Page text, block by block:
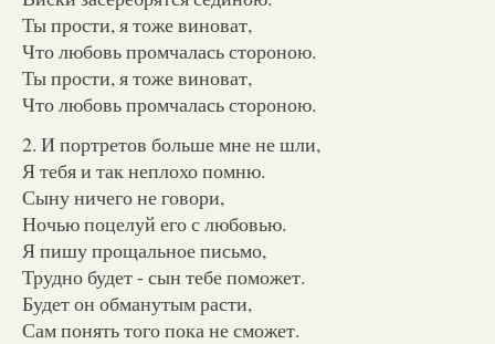
Ты прости, я тоже виноват,
Что любовь промчалась стороною.
Ты прости, я тоже виноват,
Что любовь промчалась стороною.
2. И портретов больше мне не шли,
Я тебя и так неплохо помню.
Сыну ничего не говори,
Ночью поцелуй его с любовью.
Я пишу прощальное письмо,
Трудно будет - сын тебе поможет.
Будет он обманутым расти,
Сам понять того пока не сможет.